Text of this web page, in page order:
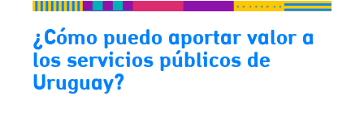
¿Cómo puedo aportar valor a
los servicios públicos de
Uruguay?